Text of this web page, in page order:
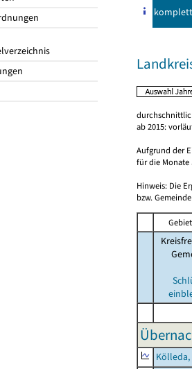
komplett
ab 2015:
Aufgrund der
für die Monate
Hinweis: Die
bzw.